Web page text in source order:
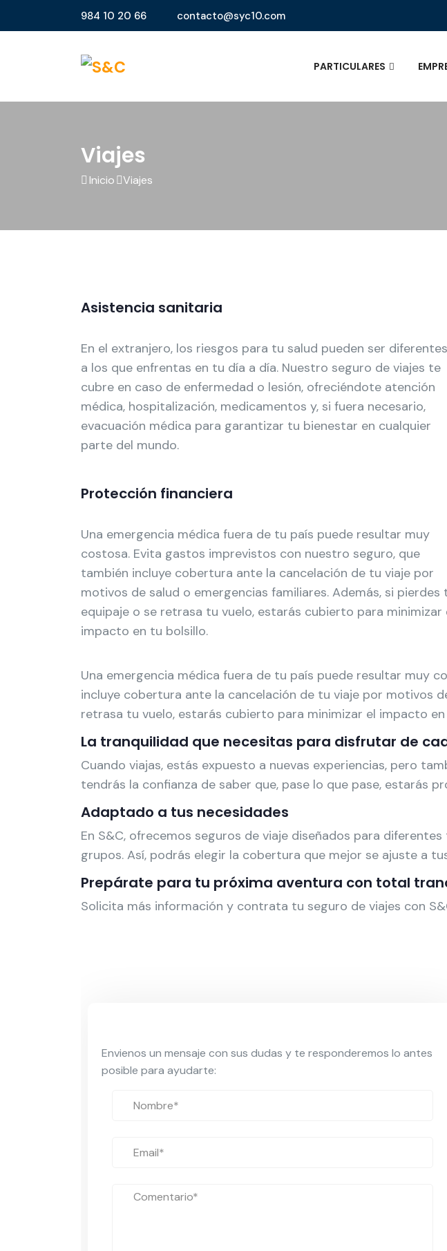
984 10 20 66 contacto@syc10.com
PARTICULARES
Viajes
Inicio Viajes
Asistencia sanitaria
En el extranjero, los riesgos para tu salud pueden ser diferentes
a los que enfrentas en tu día a día. Nuestro seguro de viajes te
cubre en caso de enfermedad o lesión, ofreciéndote atención
médica, hospitalización, medicamentos y, si fuera necesario,
evacuación médica para garantizar tu bienestar en cualquier
parte del mundo.
Protección financiera
Una emergencia médica fuera de tu país puede resultar muy
costosa. Evita gastos imprevistos con nuestro seguro, que
también incluye cobertura ante la cancelación de tu viaje por
motivos de salud o emergencias familiares. Además, si pierdes
equipaje o se retrasa tu vuelo, estarás cubierto para minimizar
impacto en tu bolsillo.
Una emergencia médica fuera de tu país puede resultar muy
incluye cobertura ante la cancelación de tu viaje por motivos
retrasa tu vuelo, estarás cubierto para minimizar el impacto
La tranquilidad que necesitas para disfrutar de
Cuando viajas, estás expuesto a nuevas experiencias, pero
tendrás la confianza de saber que, pase lo que pase, estarás
Adaptado a tus necesidades
En S&C, ofrecemos seguros de viaje diseñados para
grupos. Así, podrás elegir la cobertura que mejor se ajuste a
Prepárate para tu próxima aventura con total
Solicita más información y contrata tu seguro de viajes con
Envienos un mensaje con sus dudas y te responderemos lo antes
posible para ayudarte: